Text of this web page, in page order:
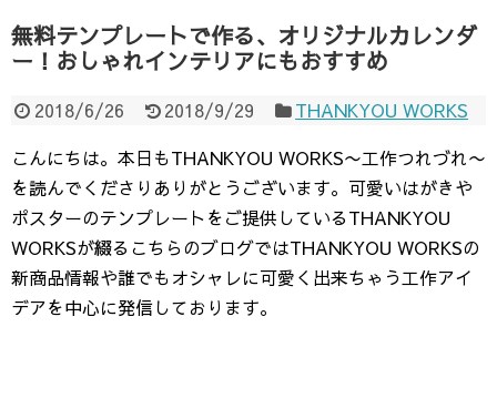
無料テンプレートで作る、オリジナルカレンダ
ー！おしゃれインテリアにもおすすめ
2018/6/26 2018/9/29
THANKYOU WORKS
こんにちは。本日もTHANKYOU WORKS〜工作つれづれ〜
を読んでくださりありがとうございます。可愛いはがきや
ポスターのテンプレートをご提供しているTHANKYOU
WORKSが綴るこちらのブログではTHANKYOU WORKSの
新商品情報や誰でもオシャレに可愛く出来ちゃう工作アイ
デアを中心に発信しております。